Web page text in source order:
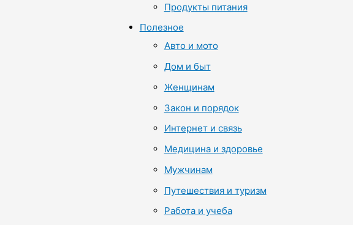
Продукты питания
Полезное
Авто и мото
Дом и быт
Женщинам
Закон и порядок
Интернет и связь
Медицина и здоровье
Мужчинам
Путешествия и туризм
Работа и учеба